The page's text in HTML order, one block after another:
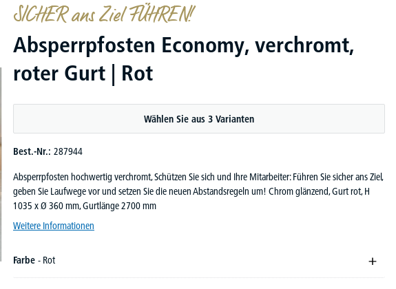
SICHER ans Ziel FÜHREN!
Absperrpfosten Economy, verchromt,
roter Gurt | Rot
Wählen Sie aus 3 Varianten
Best.-Nr.: 287944
Absperrpfosten hochwertig verchromt, Schützen Sie sich und Ihre Mitarbeiter: Führen Sie sicher ans Ziel,
geben Sie Laufwege vor und setzen Sie die neuen Abstandsregeln um! Chrom glänzend, Gurt rot, H
1035 x Ø 360 mm, Gurtlänge 2700 mm
Weitere Informationen
Farbe - Rot